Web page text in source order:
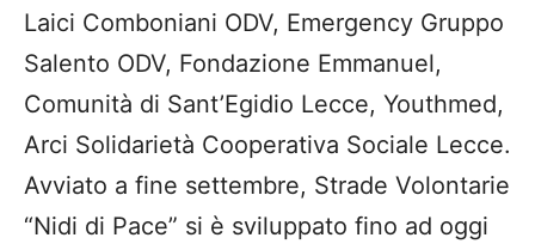
Laici Comboniani ODV, Emergency Gruppo
Salento ODV, Fondazione Emmanuel,
Comunità di Sant’Egidio Lecce, Youthmed,
Arci Solidarietà Cooperativa Sociale Lecce.
Avviato a fine settembre, Strade Volontarie
“Nidi di Pace” si è sviluppato fino ad oggi